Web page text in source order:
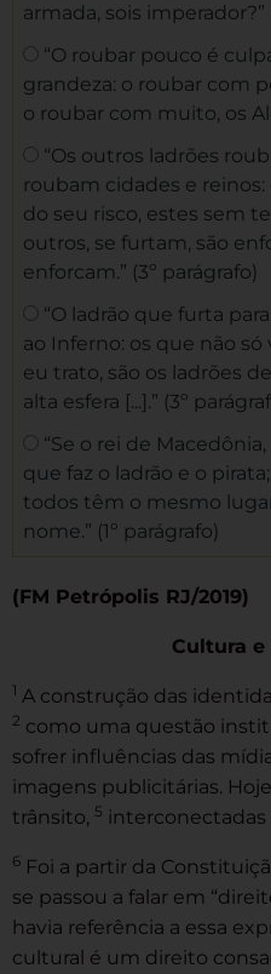
armada, sois imperador?”
“O roubar pouco é
grandeza: o roubar com
o roubar com muito, os
“Os outros ladrões
roubam cidades e
do seu risco, estes sem
outros, se furtam, são
enforcam.” (3º parágrafo)
“O ladrão que furta
ao Inferno: os que não
eu trato, são os ladrões
alta esfera [...].” (3º
“Se o rei de
que faz o ladrão e o
todos têm o mesmo
nome.” (1º parágrafo)
(FM Petrópolis RJ/2019)
Cultura e
1 A construção das
2 como uma questão
sofrer influências das
imagens publicitárias.
trânsito, 5 interconectadas
6 Foi a partir da
se passou a falar em
havia referência a essa
cultural é um direito